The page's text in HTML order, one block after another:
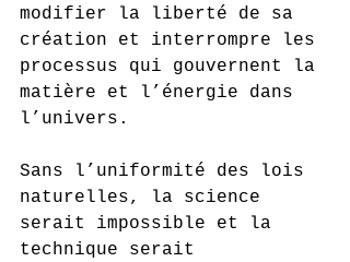
modifier la liberté de sa
création et interrompre les
processus qui gouvernent la
matière et l’énergie dans
l’univers.
Sans l’uniformité des lois
naturelles, la science
serait impossible et la
technique serait